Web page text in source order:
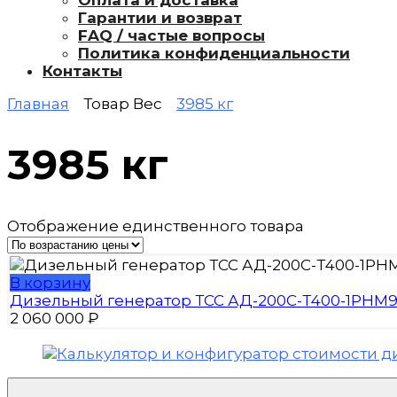
Гарантии и возврат
FAQ / частые вопросы
Политика конфиденциальности
Контакты
Главная
Товар Вес 3985 кг
3985 кг
Отображение единственного товара
В корзину
Дизельный генератор ТСС АД-200С-Т400-1РНМ9
2 060 000 ₽